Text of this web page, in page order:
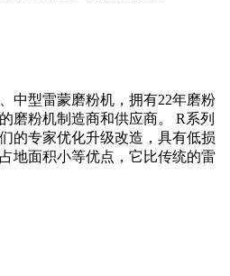
中型雷蒙磨粉机，拥有22年磨粉
磨粉机制造商和供应商。 R系列
的专家优化升级改造，具有低损
地面积小等优点，它比传统的雷